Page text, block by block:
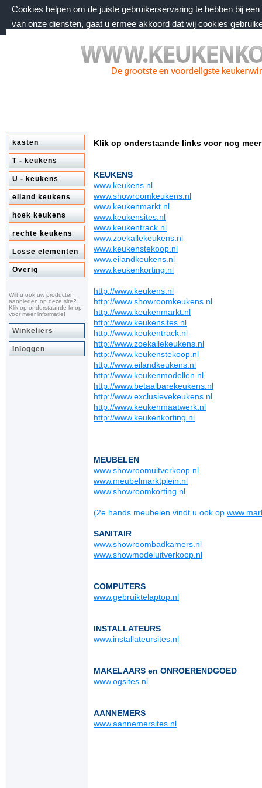
Cookies helpen om de juiste gebruikerservaring te hebben bij
van onze diensten, gaat u ermee akkoord dat wij cookies
vrijdag 7 augustus 2026, 19:47 uur
Welkom bij keukenkorting.nl
kasten
T - keukens
U - keukens
eiland keukens
hoek keukens
rechte keukens
Losse elementen
Overig
Wilt u ook uw producten
aanbieden op deze site?
Klik op onderstaande knop
voor meer informatie!
Winkeliers
Inloggen
Klik op onderstaande links voor nog
KEUKENS
www.keukens.nl
www.showroomkeukens.nl
www.keukenmarkt.nl
www.keukensites.nl
www.keukentrack.nl
www.zoekallekeukens.nl
www.keukenstekoop.nl
www.eilandkeukens.nl
www.keukenkorting.nl
http://www.keukens.nl
http://www.showroomkeukens.nl
http://www.keukenmarkt.nl
http://www.keukensites.nl
http://www.keukentrack.nl
http://www.zoekallekeukens.nl
http://www.keukenstekoop.nl
http://www.eilandkeukens.nl
http://www.keukenmodellen.nl
http://www.betaalbarekeukens.nl
http://www.exclusievekeukens.nl
http://www.keukenmaatwerk.nl
http://www.keukenkorting.nl
MEUBELEN
www.showroomuitverkoop.nl
www.meubelmarktplein.nl
www.showroomkorting.nl
(2e hands meubelen vindt u ook op
SANITAIR
www.showroombadkamers.nl
www.showmodeluitverkoop.nl
COMPUTERS
www.gebruiktelaptop.nl
INSTALLATEURS
www.installateursites.nl
MAKELAARS en ONROERENDGOED
www.ogsites.nl
AANNEMERS
www.aannemersites.nl